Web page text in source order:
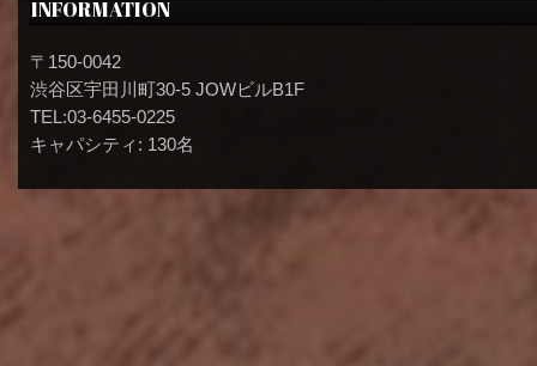
INFORMATION
〒150-0042
渋谷区宇田川町30-5 JOWビルB1F
TEL:03-6455-0225
キャパシティ: 130名